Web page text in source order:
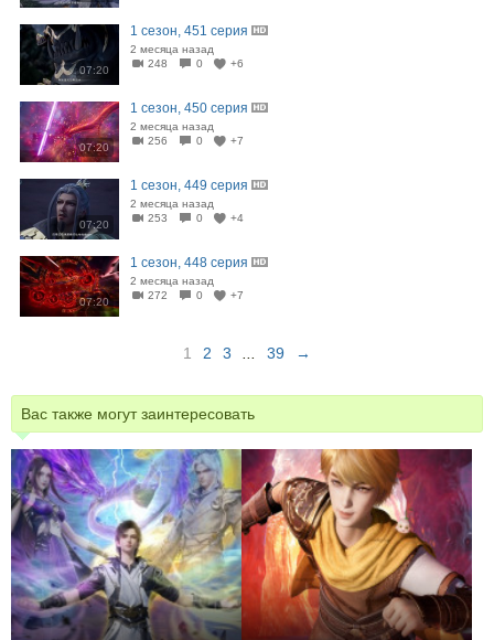
07:20
1 сезон, 451 серия
2 месяца назад
248
0 +6
07:20
1 сезон, 450 серия
2 месяца назад
256
0 +7
07:20
1 сезон, 449 серия
2 месяца назад
253
0 +4
07:20
1 сезон, 448 серия
2 месяца назад
272
0 +7
1 2 3 39 →
Вас также могут заинтересовать